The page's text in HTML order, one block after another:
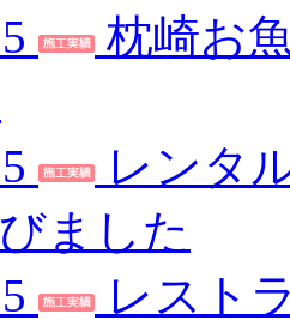
枕崎お
レンタ
ました
レスト